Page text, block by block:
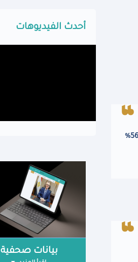
نعمل على زيادة الاستثمارات الخاصة من إجمالي الاستثمارات الكلية لمستوى 63% في خطة العام المالي المقبل مقابل 56%
أحدث الفيديوهات
بيانات صحفية